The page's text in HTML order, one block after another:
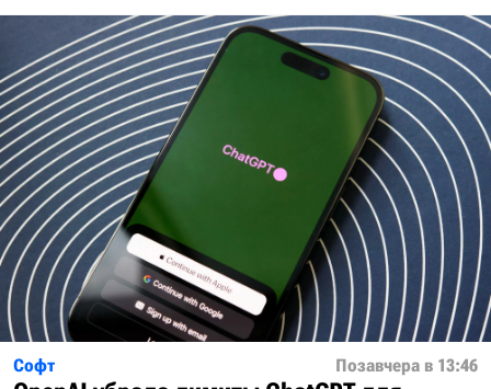
Софт Позавчера в 13:46